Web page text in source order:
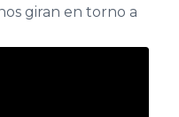
giran en torno a